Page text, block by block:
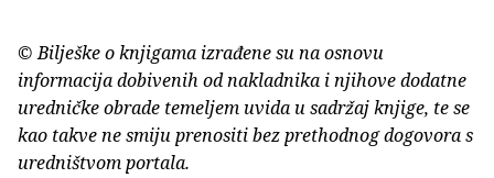
© Bilješke o knjigama izrađene su na osnovu
informacija dobivenih od nakladnika i njihove dodatne
uredničke obrade temeljem uvida u sadržaj knjige, te se
kao takve ne smiju prenositi bez prethodnog dogovora s
uredništvom portala.